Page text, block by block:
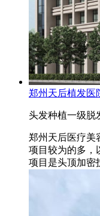
郑州天后植发医
头发种植一级脱
郑州天后医疗美
项目较为的多，
项目是头顶加密